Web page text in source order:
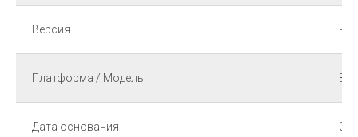
Версия
Платформа / Модель Все
Дата основания